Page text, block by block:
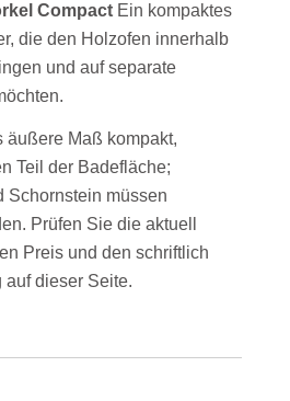
Compact Ein kompaktes
die den Holzofen innerhalb
und auf separate
äußere Maß kompakt,
Teil der Badefläche;
Schornstein müssen
Prüfen Sie die aktuell
Preis und den schriftlich
auf dieser Seite.